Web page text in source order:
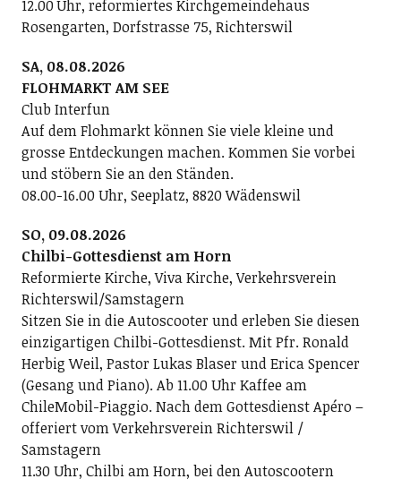
12.00 Uhr, reformiertes Kirchgemeindehaus
Rosengarten, Dorfstrasse 75, Richterswil
SA, 08.08.2026
FLOHMARKT AM SEE
Club Interfun
Auf dem Flohmarkt können Sie viele kleine und
grosse Entdeckungen machen. Kommen Sie vorbei
und stöbern Sie an den Ständen.
08.00-16.00 Uhr, Seeplatz, 8820 Wädenswil
SO, 09.08.2026
Chilbi-Gottesdienst am Horn
Reformierte Kirche, Viva Kirche, Verkehrsverein
Richterswil/Samstagern
Sitzen Sie in die Autoscooter und erleben Sie diesen
einzigartigen Chilbi-Gottesdienst. Mit Pfr. Ronald
Herbig Weil, Pastor Lukas Blaser und Erica Spencer
(Gesang und Piano). Ab 11.00 Uhr Kaffee am
ChileMobil-Piaggio. Nach dem Gottesdienst Apéro –
offeriert vom Verkehrsverein Richterswil /
Samstagern
11.30 Uhr, Chilbi am Horn, bei den Autoscootern